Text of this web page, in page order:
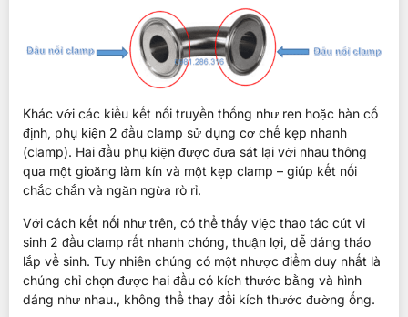
Khác với các kiểu kết nối truyền thống như ren hoặc hàn cố
định, phụ kiện 2 đầu clamp sử dụng cơ chế kẹp nhanh
(clamp). Hai đầu phụ kiện được đưa sát lại với nhau thông
qua một gioăng làm kín và một kẹp clamp – giúp kết nối
chắc chắn và ngăn ngừa rò rỉ.
Với cách kết nối như trên, có thể thấy việc thao tác cút vi
sinh 2 đầu clamp rất nhanh chóng, thuận lợi, dễ dáng tháo
lắp về sinh. Tuy nhiên chúng có một nhược điểm duy nhất là
chúng chỉ chọn được hai đầu có kích thước bằng và hình
dáng như nhau., không thể thay đổi kích thước đường ống.